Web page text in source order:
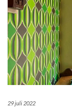
29 juli 2022